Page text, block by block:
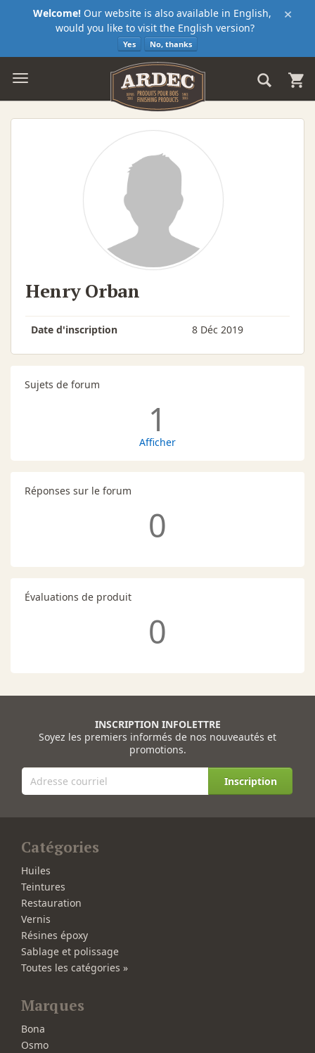
×
Welcome! Our website is also available in English,
would you like to visit the English version?
Yes No, thanks
Henry Orban
Date d'inscription 8 Déc 2019
Sujets de forum
1
Afficher
Réponses sur le forum
0
Évaluations de produit
0
INSCRIPTION INFOLETTRE
Soyez les premiers informés de nos nouveautés et
promotions.
Inscription
Catégories
Huiles
Teintures
Restauration
Vernis
Résines époxy
Sablage et polissage
Toutes les catégories »
Marques
Bona
Osmo